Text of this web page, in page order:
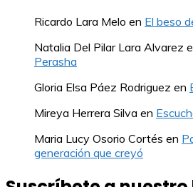
Ricardo Lara Melo en El beso
Natalia Del Pilar Lara Alvarez
Perasha
Gloria Elsa Páez Rodriguez en
Mireya Herrera Silva en
Maria Lucy Osorio Cortés en
generación que creyó